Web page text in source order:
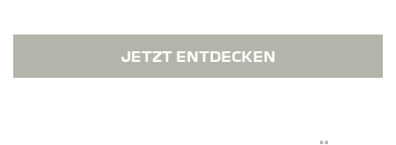
JETZT ENTDECKEN